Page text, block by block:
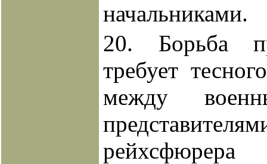
начальниками.
20. Борьба
требует
между